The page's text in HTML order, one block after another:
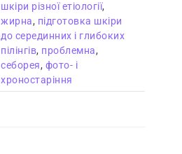
шкіри різної етіології,
жирна, підготовка шкіри
до серединних і глибоких
пілінгів, проблемна,
себорея, фото- і
хроностаріння